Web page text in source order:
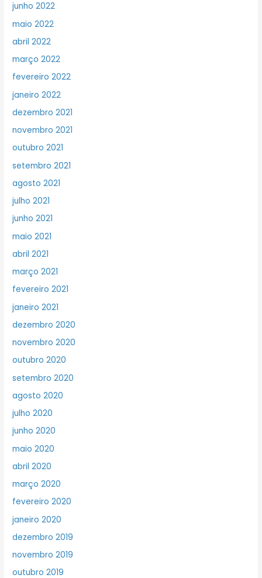
junho 2022
maio 2022
abril 2022
março 2022
fevereiro 2022
janeiro 2022
dezembro 2021
novembro 2021
outubro 2021
setembro 2021
agosto 2021
julho 2021
junho 2021
maio 2021
abril 2021
março 2021
fevereiro 2021
janeiro 2021
dezembro 2020
novembro 2020
outubro 2020
setembro 2020
agosto 2020
julho 2020
junho 2020
maio 2020
abril 2020
março 2020
fevereiro 2020
janeiro 2020
dezembro 2019
novembro 2019
outubro 2019